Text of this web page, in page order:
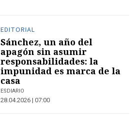
EDITORIAL
Sánchez, un año del
apagón sin asumir
responsabilidades: la
impunidad es marca de la
casa
ESDIARIO
28.04.2026 | 07:00